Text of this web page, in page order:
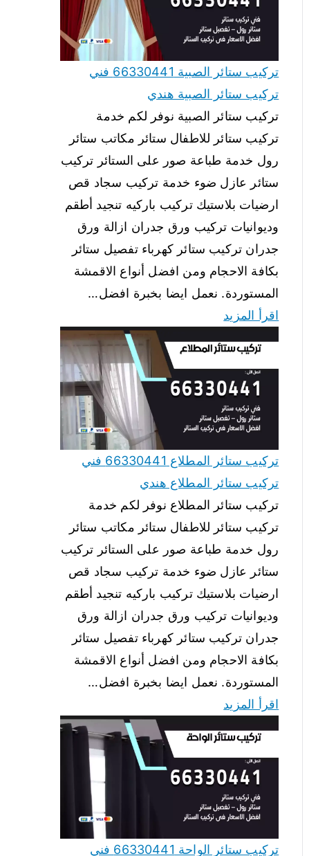
تركيب ستائر الصبية 66330441 فني
تركيب ستائر الصبية هندي
تركيب ستائر الصبية نوفر لكم خدمة
تركيب ستائر للاطفال ستائر مكاتب ستائر
رول خدمة طباعة صور على الستائر تركيب
ستائر عازل ضوء خدمة تركيب سجاد قص
ارضيات بلاستيك تركيب باركيه تنجيد أطقم
وديوانيات تركيب ورق جدران ازالة ورق
جدران تركيب ستائر كهرباء تفصيل ستائر
بكافة الاحجام ومن افضل أنواع الاقمشة
المستوردة. نعمل ايضا بخبرة افضل…
اقرأ المزيد
تركيب ستائر المطلاع 66330441 فني
تركيب ستائر المطلاع هندي
تركيب ستائر المطلاع نوفر لكم خدمة
تركيب ستائر للاطفال ستائر مكاتب ستائر
رول خدمة طباعة صور على الستائر تركيب
ستائر عازل ضوء خدمة تركيب سجاد قص
ارضيات بلاستيك تركيب باركيه تنجيد أطقم
وديوانيات تركيب ورق جدران ازالة ورق
جدران تركيب ستائر كهرباء تفصيل ستائر
بكافة الاحجام ومن افضل أنواع الاقمشة
المستوردة. نعمل ايضا بخبرة افضل…
اقرأ المزيد
تركيب ستائر الواحة 66330441 فني